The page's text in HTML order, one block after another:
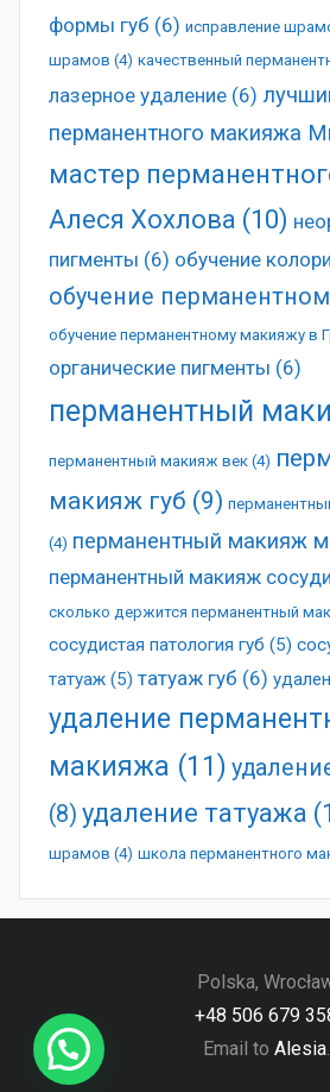
формы губ (6) исправление
шрамов (4) качественный
лазерное удаление (6)
перманентного макияжа
мастер
Алеся Хохлова (10)
пигменты (6) обучение
обучение
обучение перманентному макияжу в
органические пигменты (6)
перманентный
перманентный макияж век (4)
макияж губ (9)
(4) перманентный макияж
перманентный макияж
сколько держится перманентный
сосудистая патология губ (5)
татуаж (5) татуаж губ (6)
удаление
макияжа (11)
(8) удаление татуажа
шрамов (4) школа перманентного
Polska,
+48 506 679
Email to Alesia.